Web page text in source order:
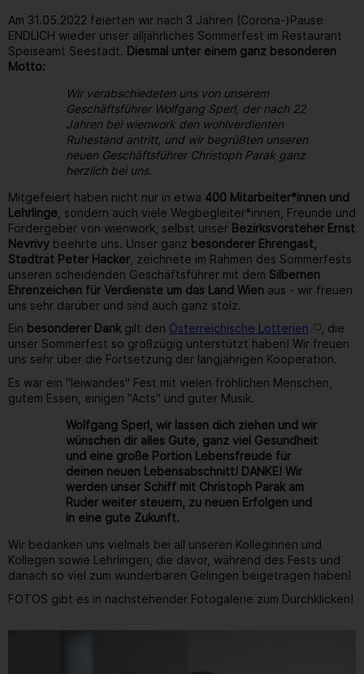
Am 31.05.2022 feierten wir nach 3 Jahren (Corona-)Pause
ENDLICH wieder unser alljährliches Sommerfest im Restaurant
Speiseamt Seestadt. Diesmal unter einem ganz besonderen
Motto:
Wir verabschiedeten uns von unserem
Geschäftsführer Wolfgang Sperl, der nach 22
Jahren bei wienwork den wohlverdienten
Ruhestand antritt, und wir begrüßten unseren
neuen Geschäftsführer Christoph Parak ganz
herzlich bei uns.
Mitgefeiert haben nicht nur in etwa 400 Mitarbeiter*innen und
Lehrlinge , sondern auch viele Wegbegleiter*innen, Freunde und
Fördergeber von wienwork, selbst unser Bezirksvorsteher Ernst
Nevrivy beehrte uns. Unser ganz besonderer Ehrengast,
Stadtrat Peter Hacker , zeichnete im Rahmen des Sommerfests
unseren scheidenden Geschäftsführer mit dem Silbernen
Ehrenzeichen für Verdienste um das Land Wien aus - wir freuen
uns sehr darüber und sind auch ganz stolz.
Ein besonderer Dank gilt den Österreichische Lotterien
, die
unser Sommerfest so großzügig unterstützt haben! Wir freuen
uns sehr über die Fortsetzung der langjährigen Kooperation.
Es war ein "leiwandes" Fest mit vielen fröhlichen Menschen,
gutem Essen, einigen "Acts" und guter Musik.
Wolfgang Sperl, wir lassen dich ziehen und wir
wünschen dir alles Gute, ganz viel Gesundheit
und eine große Portion Lebensfreude für
deinen neuen Lebensabschnitt! DANKE! Wir
werden unser Schiff mit Christoph Parak am
Ruder weiter steuern, zu neuen Erfolgen und
in eine gute Zukunft.
Wir bedanken uns vielmals bei all unseren Kolleginnen und
Kollegen sowie Lehrlingen, die davor, während des Fests und
danach so viel zum wunderbaren Gelingen beigetragen haben!
FOTOS gibt es in nachstehender Fotogalerie zum Durchklicken!